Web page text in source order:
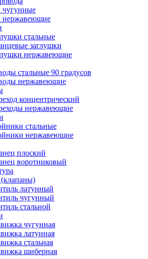
нержавеющие
стальные
заглушки
нержавеющие
стальные 90 градусов
нержавеющие
концентрический
нержавеющие
стальные
нержавеющие
плоский
воротниковый
латунный
чугунный
стальной
чугунная
латунная
стальная
шиберная